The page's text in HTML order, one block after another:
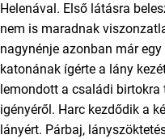
Helenával. Első látásra
nem is maradnak
nagynénje azonban már
katonának ígérte a lány
lemondott a családi
igényéről. Harc kezdődik a
lányért. Párbaj,